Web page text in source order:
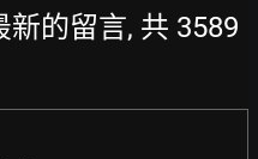
新的留言, 共 3589